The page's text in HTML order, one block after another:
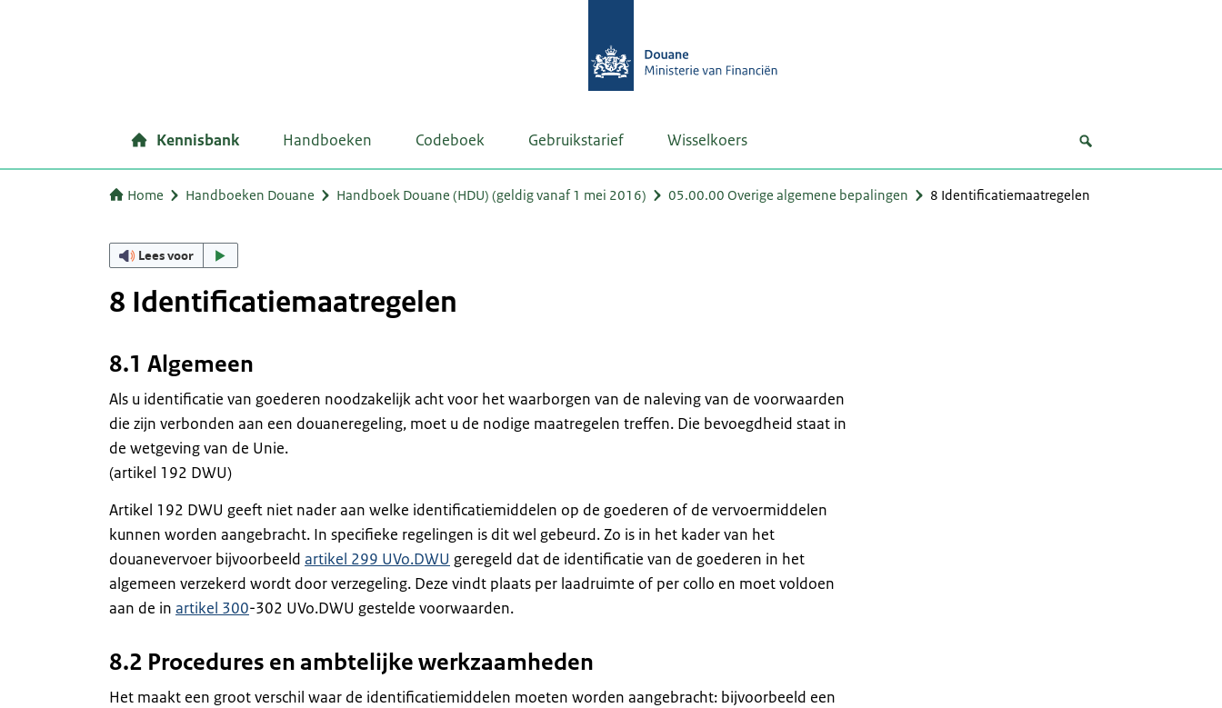
Kennisbank Handboeken Codeboek Gebruikstarief Wisselkoers
Home Handboeken Douane Handboek Douane (HDU) (geldig vanaf 1 mei 2016) 05.00.00 Overige algemene bepalingen 8 Identificatiemaatregelen
Lees voor
8 Identificatiemaatregelen
8.1 Algemeen
Als u identificatie van goederen noodzakelijk acht voor het waarborgen van de naleving van de voorwaarden
die zijn verbonden aan een douaneregeling, moet u de nodige maatregelen treffen. Die bevoegdheid staat in
de wetgeving van de Unie.
(artikel 192 DWU)
Artikel 192 DWU geeft niet nader aan welke identificatiemiddelen op de goederen of de vervoermiddelen
kunnen worden aangebracht. In specifieke regelingen is dit wel gebeurd. Zo is in het kader van het
douanevervoer bijvoorbeeld artikel 299 UVo.DWU geregeld dat de identificatie van de goederen in het
algemeen verzekerd wordt door verzegeling. Deze vindt plaats per laadruimte of per collo en moet voldoen
aan de in artikel 300-302 UVo.DWU gestelde voorwaarden.
8.2 Procedures en ambtelijke werkzaamheden
Het maakt een groot verschil waar de identificatiemiddelen moeten worden aangebracht: bijvoorbeeld een